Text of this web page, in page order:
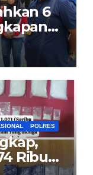
6
POLRES
Ribu